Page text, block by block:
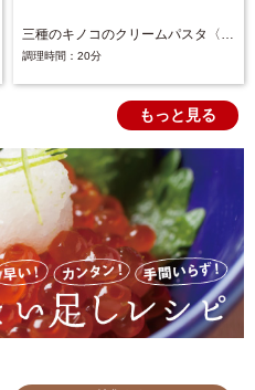
調理時間：20分
もっと見る